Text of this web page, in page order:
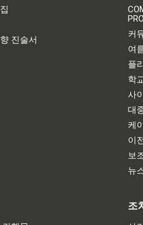
진술서
커
여
플
학
사
대
케
이
보
뉴
조